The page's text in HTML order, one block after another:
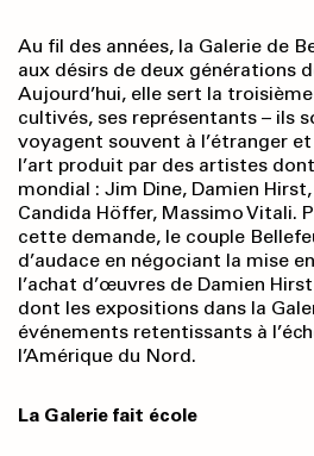
Au fil des années, la Galerie de
aux désirs de deux générations
Aujourd’hui, elle sert la
cultivés, ses représentants – ils
voyagent souvent à l’étranger
l’art produit par des artistes
mondial : Jim Dine, Damien
Candida Höffer, Massimo Vitali.
cette demande, le couple
d’audace en négociant la mise
l’achat d’œuvres de Damien
dont les expositions dans la
événements retentissants à
l’Amé­rique du Nord.
La Galerie fait école